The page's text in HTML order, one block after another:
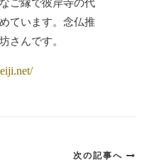
ています。念仏推
さんです。
次の記事へ